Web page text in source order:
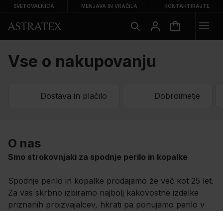
SVETOVALNICA MENJAVA IN VRAČILA KONTAKTIRAJTE
Vse o nakupovanju
Dostava in plačilo Dobroimetje
O nas
Smo strokovnjaki za spodnje perilo in kopalke
Spodnje perilo in kopalke prodajamo že več kot 25 let.
Za vas skrbno izbiramo najbolj kakovostne izdelke
priznanih proizvajalcev, hkrati pa ponujamo perilo v